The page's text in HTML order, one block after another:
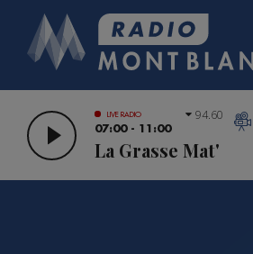
LIVE RADIO
07:00 - 11:00
La Grasse Mat'
94.60